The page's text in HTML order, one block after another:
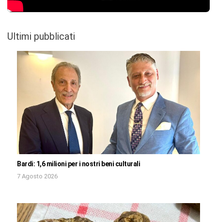
Ultimi pubblicati
Bardi: 1,6 milioni per i nostri beni culturali
7 Agosto 2026